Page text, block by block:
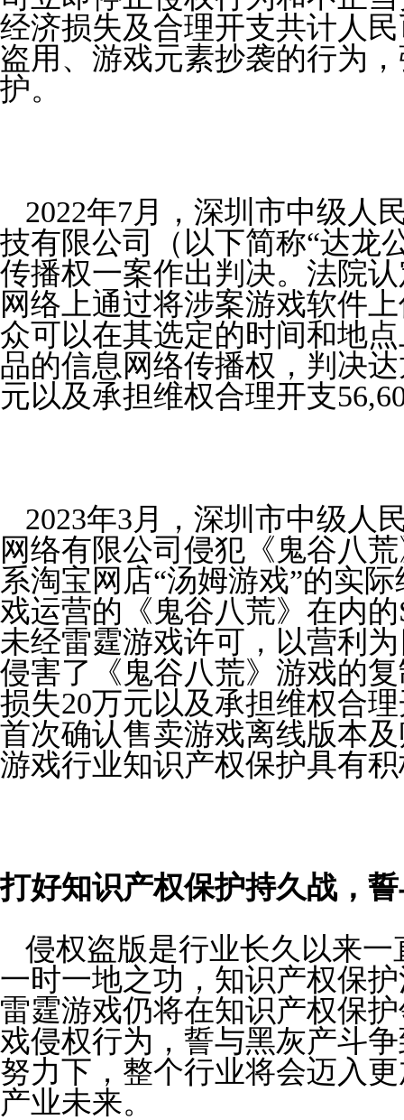
经济损失及合理开支共计人
盗用、游戏元素抄袭的行为
护。
2022年7月，深圳市中级人
技有限公司（以下简称“达龙
传播权一案作出判决。法院
网络上通过将涉案游戏软件
众可以在其选定的时间和地
品的信息网络传播权，判决
元以及承担维权合理开支
2023年3月，深圳市中级人
网络有限公司侵犯《鬼谷八
系淘宝网店“汤姆游戏”的实
戏运营的《鬼谷八荒》在内的
未经雷霆游戏许可，以营利
侵害了《鬼谷八荒》游戏的
损失20万元以及承担维权合
首次确认售卖游戏离线版本
游戏行业知识产权保护具有
打好知识产权保护持久战，
侵权盗版是行业长久以来
一时一地之功，知识产权保
雷霆游戏仍将在知识产权保
戏侵权行为，誓与黑灰产斗
努力下，整个行业将会迈入
产业未来。